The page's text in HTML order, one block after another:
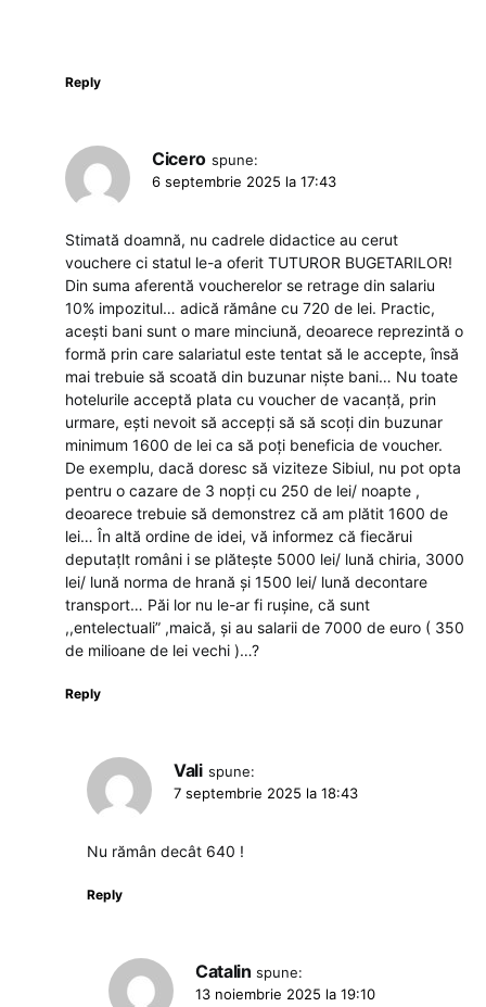
Reply
Cicero spune:
6 septembrie 2025 la 17:43
Stimată doamnă, nu cadrele didactice au cerut
vouchere ci statul le-a oferit TUTUROR BUGETARILOR!
Din suma aferentă voucherelor se retrage din salariu
10% impozitul… adică rămâne cu 720 de lei. Practic,
acești bani sunt o mare minciună, deoarece reprezintă o
formă prin care salariatul este tentat să le accepte, însă
mai trebuie să scoată din buzunar niște bani… Nu toate
hotelurile acceptă plata cu voucher de vacanță, prin
urmare, ești nevoit să accepți să să scoți din buzunar
minimum 1600 de lei ca să poți beneficia de voucher.
De exemplu, dacă doresc să viziteze Sibiul, nu pot opta
pentru o cazare de 3 nopți cu 250 de lei/ noapte ,
deoarece trebuie să demonstrez că am plătit 1600 de
lei… În altă ordine de idei, vă informez că fiecărui
deputațlt români i se plătește 5000 lei/ lună chiria, 3000
lei/ lună norma de hrană și 1500 lei/ lună decontare
transport… Păi lor nu le-ar fi rușine, că sunt
,,entelectuali” ,maică, și au salarii de 7000 de euro ( 350
de milioane de lei vechi )…?
Reply
Vali spune:
7 septembrie 2025 la 18:43
Nu rămân decât 640 !
Reply
Catalin spune:
13 noiembrie 2025 la 19:10